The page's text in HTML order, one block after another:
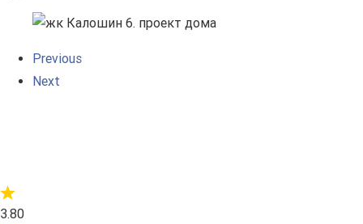
Previous
Next
3.80